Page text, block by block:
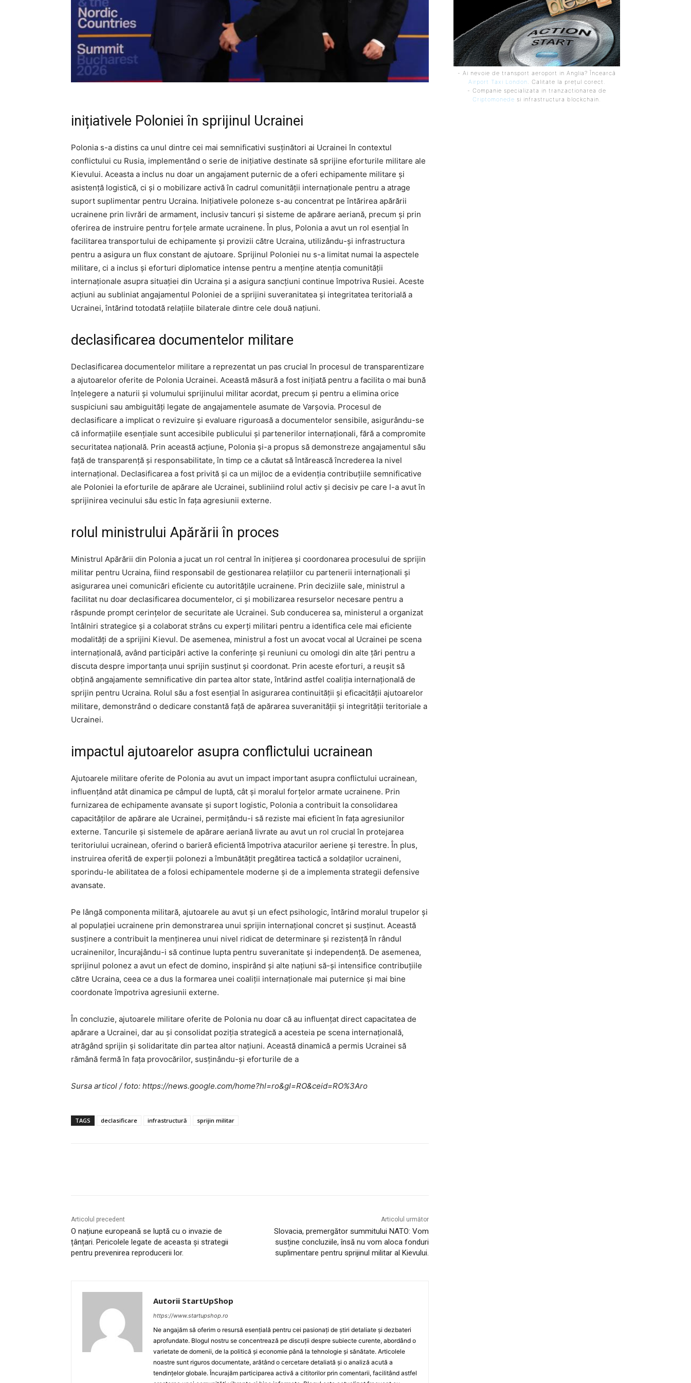
inițiativele Poloniei în sprijinul Ucrainei
Polonia s-a distins ca unul dintre cei mai semnificativi susținători ai Ucrainei în contextul
conflictului cu Rusia, implementând o serie de inițiative destinate să sprijine eforturile militare ale
Kievului. Aceasta a inclus nu doar un angajament puternic de a oferi echipamente militare și
asistență logistică, ci și o mobilizare activă în cadrul comunității internaționale pentru a atrage
suport suplimentar pentru Ucraina. Inițiativele poloneze s-au concentrat pe întărirea apărării
ucrainene prin livrări de armament, inclusiv tancuri și sisteme de apărare aeriană, precum și prin
oferirea de instruire pentru forțele armate ucrainene. În plus, Polonia a avut un rol esențial în
facilitarea transportului de echipamente și provizii către Ucraina, utilizându-și infrastructura
pentru a asigura un flux constant de ajutoare. Sprijinul Poloniei nu s-a limitat numai la aspectele
militare, ci a inclus și eforturi diplomatice intense pentru a menține atenția comunității
internaționale asupra situației din Ucraina și a asigura sancțiuni continue împotriva Rusiei. Aceste
acțiuni au subliniat angajamentul Poloniei de a sprijini suveranitatea și integritatea teritorială a
Ucrainei, întărind totodată relațiile bilaterale dintre cele două națiuni.
declasificarea documentelor militare
Declasificarea documentelor militare a reprezentat un pas crucial în procesul de transparentizare
a ajutoarelor oferite de Polonia Ucrainei. Această măsură a fost inițiată pentru a facilita o mai bună
înțelegere a naturii și volumului sprijinului militar acordat, precum și pentru a elimina orice
suspiciuni sau ambiguități legate de angajamentele asumate de Varșovia. Procesul de
declasificare a implicat o revizuire și evaluare riguroasă a documentelor sensibile, asigurându-se
că informațiile esențiale sunt accesibile publicului și partenerilor internaționali, fără a compromite
securitatea națională. Prin această acțiune, Polonia și-a propus să demonstreze angajamentul său
față de transparență și responsabilitate, în timp ce a căutat să întărească încrederea la nivel
internațional. Declasificarea a fost privită și ca un mijloc de a evidenția contribuțiile semnificative
ale Poloniei la eforturile de apărare ale Ucrainei, subliniind rolul activ și decisiv pe care l-a avut în
sprijinirea vecinului său estic în fața agresiunii externe.
rolul ministrului Apărării în proces
Ministrul Apărării din Polonia a jucat un rol central în inițierea și coordonarea procesului de sprijin
militar pentru Ucraina, fiind responsabil de gestionarea relațiilor cu partenerii internaționali și
asigurarea unei comunicări eficiente cu autoritățile ucrainene. Prin deciziile sale, ministrul a
facilitat nu doar declasificarea documentelor, ci și mobilizarea resurselor necesare pentru a
răspunde prompt cerințelor de securitate ale Ucrainei. Sub conducerea sa, ministerul a organizat
întâlniri strategice și a colaborat strâns cu experți militari pentru a identifica cele mai eficiente
modalități de a sprijini Kievul. De asemenea, ministrul a fost un avocat vocal al Ucrainei pe scena
internațională, având participări active la conferințe și reuniuni cu omologi din alte țări pentru a
discuta despre importanța unui sprijin susținut și coordonat. Prin aceste eforturi, a reușit să
obțină angajamente semnificative din partea altor state, întărind astfel coaliția internațională de
sprijin pentru Ucraina. Rolul său a fost esențial în asigurarea continuității și eficacității ajutoarelor
militare, demonstrând o dedicare constantă față de apărarea suveranității și integrității teritoriale a
Ucrainei.
impactul ajutoarelor asupra conflictului ucrainean
Ajutoarele militare oferite de Polonia au avut un impact important asupra conflictului ucrainean,
influențând atât dinamica pe câmpul de luptă, cât și moralul forțelor armate ucrainene. Prin
furnizarea de echipamente avansate și suport logistic, Polonia a contribuit la consolidarea
capacităților de apărare ale Ucrainei, permițându-i să reziste mai eficient în fața agresiunilor
externe. Tancurile și sistemele de apărare aeriană livrate au avut un rol crucial în protejarea
teritoriului ucrainean, oferind o barieră eficientă împotriva atacurilor aeriene și terestre. În plus,
instruirea oferită de experții polonezi a îmbunătățit pregătirea tactică a soldaților ucraineni,
sporindu-le abilitatea de a folosi echipamentele moderne și de a implementa strategii defensive
avansate.
Pe lângă componenta militară, ajutoarele au avut și un efect psihologic, întărind moralul trupelor și
al populației ucrainene prin demonstrarea unui sprijin internațional concret și susținut. Această
susținere a contribuit la menținerea unui nivel ridicat de determinare și rezistență în rândul
ucrainenilor, încurajându-i să continue lupta pentru suveranitate și independență. De asemenea,
sprijinul polonez a avut un efect de domino, inspirând și alte națiuni să-și intensifice contribuțiile
către Ucraina, ceea ce a dus la formarea unei coaliții internaționale mai puternice și mai bine
coordonate împotriva agresiunii externe.
În concluzie, ajutoarele militare oferite de Polonia nu doar că au influențat direct capacitatea de
apărare a Ucrainei, dar au și consolidat poziția strategică a acesteia pe scena internațională,
atrăgând sprijin și solidaritate din partea altor națiuni. Această dinamică a permis Ucrainei să
rămână fermă în fața provocărilor, susținându-și eforturile de a
Sursa articol / foto: https://news.google.com/home?hl=ro&gl=RO&ceid=RO%3Aro
TAGS declasificare infrastructură sprijin militar
Articolul precedent
O națiune europeană se luptă cu o invazie de
țânțari. Pericolele legate de aceasta și strategii
pentru prevenirea reproducerii lor.
Articolul următor
Slovacia, premergător summitului NATO: Vom
susține concluziile, însă nu vom aloca fonduri
suplimentare pentru sprijinul militar al Kievului.
Autorii StartUpShop
https://www.startupshop.ro
Ne angajăm să oferim o resursă esențială pentru cei pasionați de știri detaliate și dezbateri
aprofundate. Blogul nostru se concentrează pe discuții despre subiecte curente, abordând o
varietate de domenii, de la politică și economie până la tehnologie și sănătate. Articolele
noastre sunt riguros documentate, arătând o cercetare detaliată și o analiză acută a
tendințelor globale. Încurajăm participarea activă a cititorilor prin comentarii, facilitând astfel
- Ai nevoie de transport aeroport in Anglia? Încearcă
Airport Taxi London . Calitate la prețul corect.
- Companie specializata in tranzactionarea de
Criptomonede si infrastructura blockchain.